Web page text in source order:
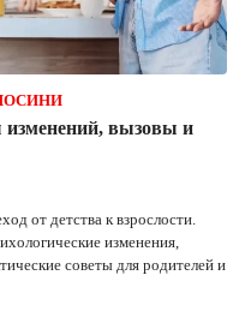
изменений, вызовы и
от детства к взрослости.
изменения,
советы для родителей и